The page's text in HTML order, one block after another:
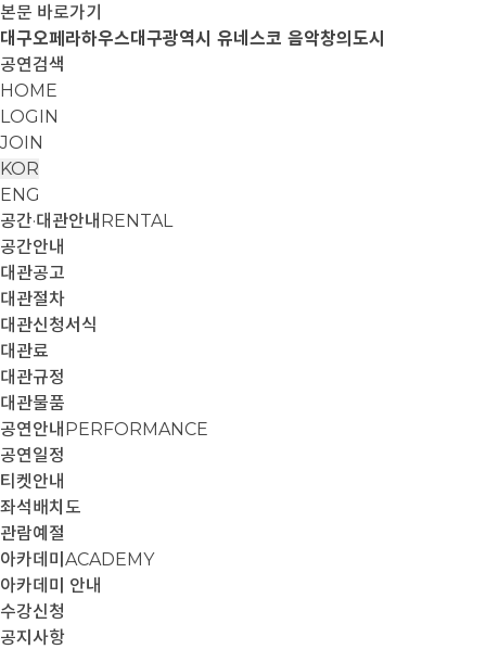
본문 바로가기
대구오페라하우스대구광역시 유네스코 음악창의도시
공연검색
HOME
LOGIN
JOIN
KOR
ENG
공간·대관안내 RENTAL
공간안내
대관공고
대관절차
대관신청서식
대관료
대관규정
대관물품
공연안내 PERFORMANCE
공연일정
티켓안내
좌석배치도
관람예절
아카데미 ACADEMY
아카데미 안내
수강신청
공지사항